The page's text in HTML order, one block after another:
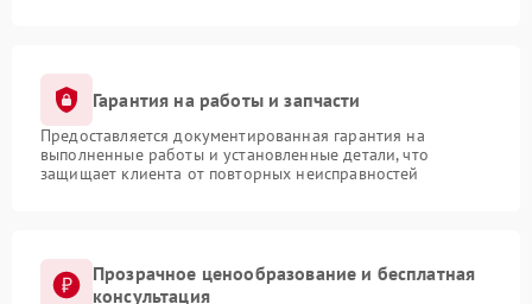
Гарантия на работы и запчасти
Предоставляется документированная гарантия на
выполненные работы и установленные детали, что
защищает клиента от повторных неисправностей
Прозрачное ценообразование и бесплатная
консультация